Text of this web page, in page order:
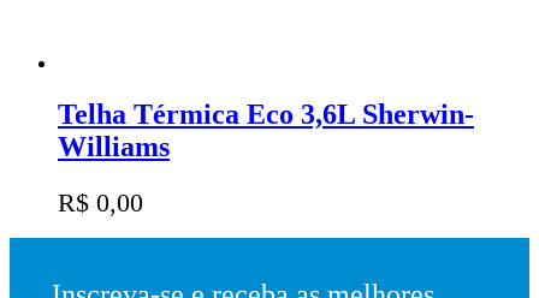
Telha Térmica Eco 3,6L Sherwin-
Williams
R$ 0,00